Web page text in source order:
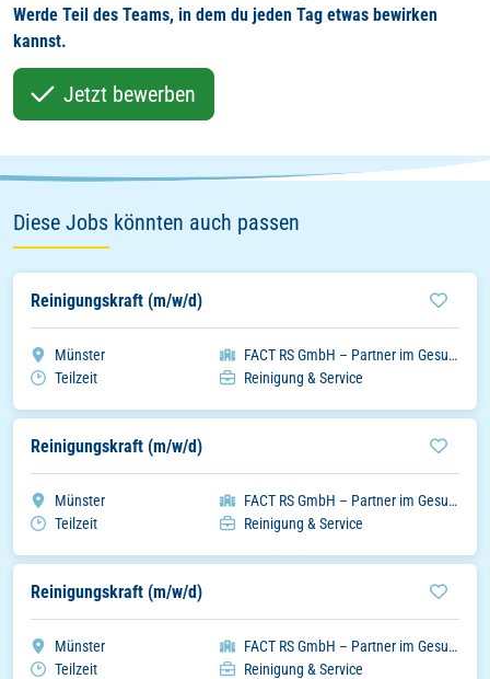
Werde Teil des Teams, in dem du jeden Tag etwas bewirken
kannst.
Jetzt bewerben
Diese Jobs könnten auch passen
Reinigungskraft (m/w/d)
Stadt
Münster Organisation
FACT RS GmbH – Partner im Gesundheitswesen
Arbeitszeitmodell
Teilzeit Einsatzbereich
Reinigung & Service
Reinigungskraft (m/w/d)
Stadt
Münster Organisation
FACT RS GmbH – Partner im Gesundheitswesen
Arbeitszeitmodell
Teilzeit Einsatzbereich
Reinigung & Service
Reinigungskraft (m/w/d)
Stadt
Münster Organisation
FACT RS GmbH – Partner im Gesundheitswesen
Arbeitszeitmodell
Teilzeit Einsatzbereich
Reinigung & Service